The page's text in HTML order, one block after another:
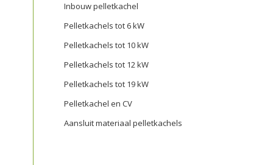
Inbouw pelletkachel
Pelletkachels tot 6 kW
Pelletkachels tot 10 kW
Pelletkachels tot 12 kW
Pelletkachels tot 19 kW
Pelletkachel en CV
Aansluit materiaal pelletkachels